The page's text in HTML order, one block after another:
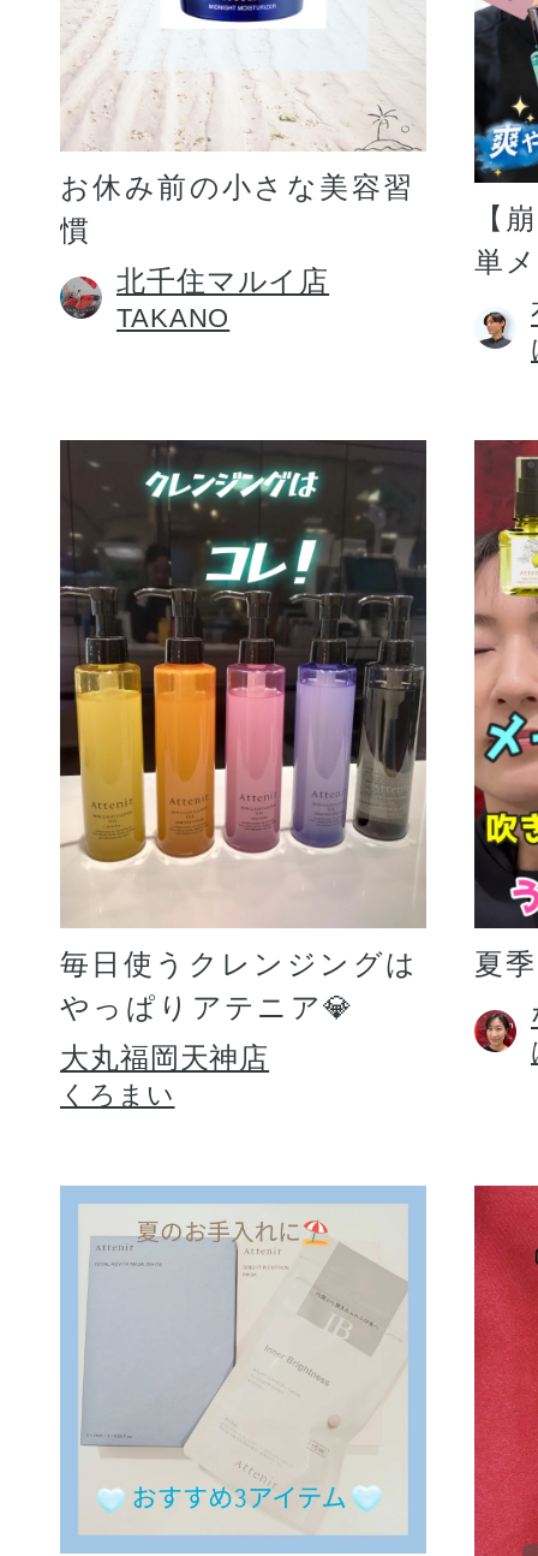
お休み前の小さな美容習
慣
北千住マルイ店
TAKANO
【
単
毎日使うクレンジングは
やっぱりアテニア💎
大丸福岡天神店
くろまい
夏